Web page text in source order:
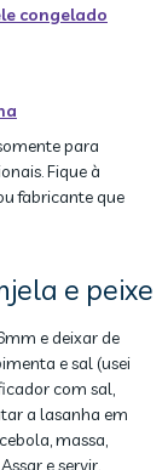
congelado
para
Fique à
fabricante que
e peixe
e deixar de
e sal (usei
com sal,
a lasanha em
massa,
e servir.